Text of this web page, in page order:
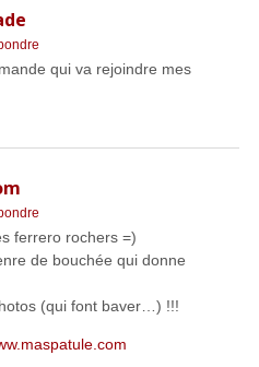
qui va rejoindre mes
ferrero rochers =)
de bouchée qui donne
(qui font baver…) !!!